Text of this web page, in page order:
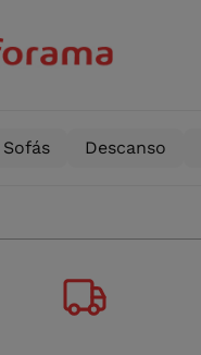
Sofás Descanso